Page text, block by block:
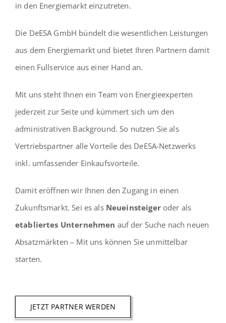
in den Energiemarkt einzutreten.
Die DeESA GmbH bündelt die wesentlichen Leistungen
aus dem Energiemarkt und bietet Ihren Partnern damit
einen Fullservice aus einer Hand an.
Mit uns steht Ihnen ein Team von Energieexperten
jederzeit zur Seite und kümmert sich um den
administrativen Background. So nutzen Sie als
Vertriebspartner alle Vorteile des DeESA-Netzwerks
inkl. umfassender Einkaufsvorteile.
Damit eröffnen wir Ihnen den Zugang in einen
Zukunftsmarkt. Sei es als Neueinsteigeroder als
etabliertes Unternehmen auf der Suche nach neuen
Absatzmärkten – Mit uns können Sie unmittelbar
starten.
JETZT PARTNER WERDEN